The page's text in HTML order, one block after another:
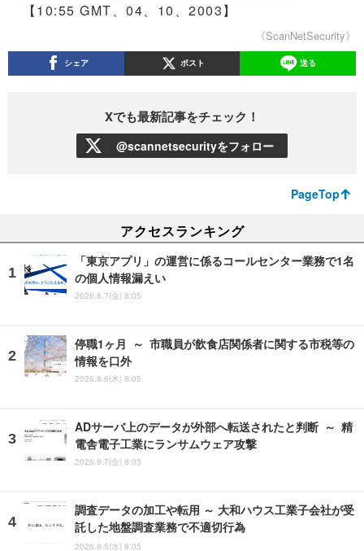
【10:55 GMT、04、10、2003】
《ScanNetSecurity》
シェア ポスト 送る
Xでも最新記事をチェック！
@scannetsecurityをフォロー
PageTop
アクセスランキング
「東京アプリ」の運営に係るコールセンター業務で1名
の個人情報漏えい
2026.8.7(金) 8:05
停職1ヶ月 ～ 市職員が飲食店関係者に関する市税等の
情報を口外
2026.8.6(木) 8:05
ADサーバ上のデータが外部へ転送されたと判断 ～ 精
電舎電子工業にランサムウェア攻撃
2026.8.7(金) 8:05
調査データの加工や転用 ～ 大和ハウス工業子会社が受
託した地盤調査業務で不適切行為
2026.8.5(水) 8:05